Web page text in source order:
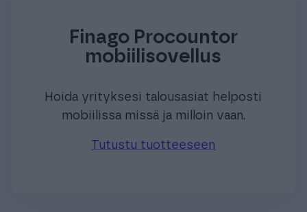
Finago Procountor
mobiilisovellus
Hoida yrityksesi talousasiat helposti
mobiilissa missä ja milloin vaan.
Tutustu tuotteeseen